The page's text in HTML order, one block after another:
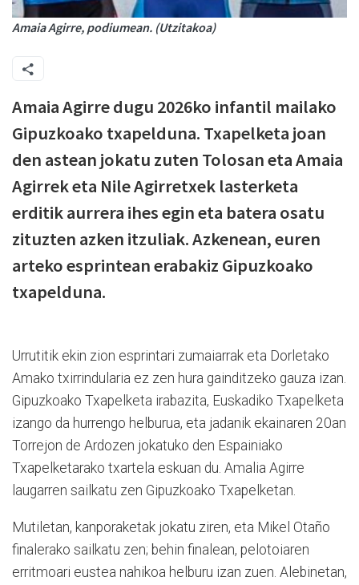
Amaia Agirre, podiumean. (Utzitakoa)
Amaia Agirre dugu 2026ko infantil mailako
Gipuzkoako txapelduna. Txapelketa joan
den astean jokatu zuten Tolosan eta Amaia
Agirrek eta Nile Agirretxek lasterketa
erditik aurrera ihes egin eta batera osatu
zituzten azken itzuliak. Azkenean, euren
arteko esprintean erabakiz Gipuzkoako
txapelduna.
Urrutitik ekin zion esprintari zumaiarrak eta Dorletako
Amako txirrindularia ez zen hura gainditzeko gauza izan.
Gipuzkoako Txapelketa irabazita, Euskadiko Txapelketa
izango da hurrengo helburua, eta jadanik ekainaren 20an
Torrejon de Ardozen jokatuko den Espainiako
Txapelketarako txartela eskuan du. Amalia Agirre
laugarren sailkatu zen Gipuzkoako Txapelketan.
Mutiletan, kanporaketak jokatu ziren, eta Mikel Otaño
finalerako sailkatu zen; behin finalean, pelotoiaren
erritmoari eustea nahikoa helburu izan zuen. Alebinetan,